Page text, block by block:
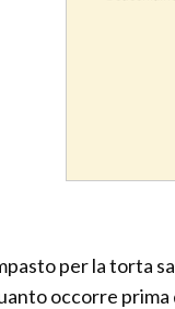
per la torta
occorre